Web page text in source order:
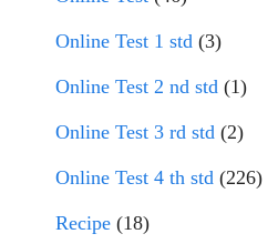
Online Test 1 std (3)
Online Test 2 nd std (1)
Online Test 3 rd std (2)
Online Test 4 th std (226)
Recipe (18)